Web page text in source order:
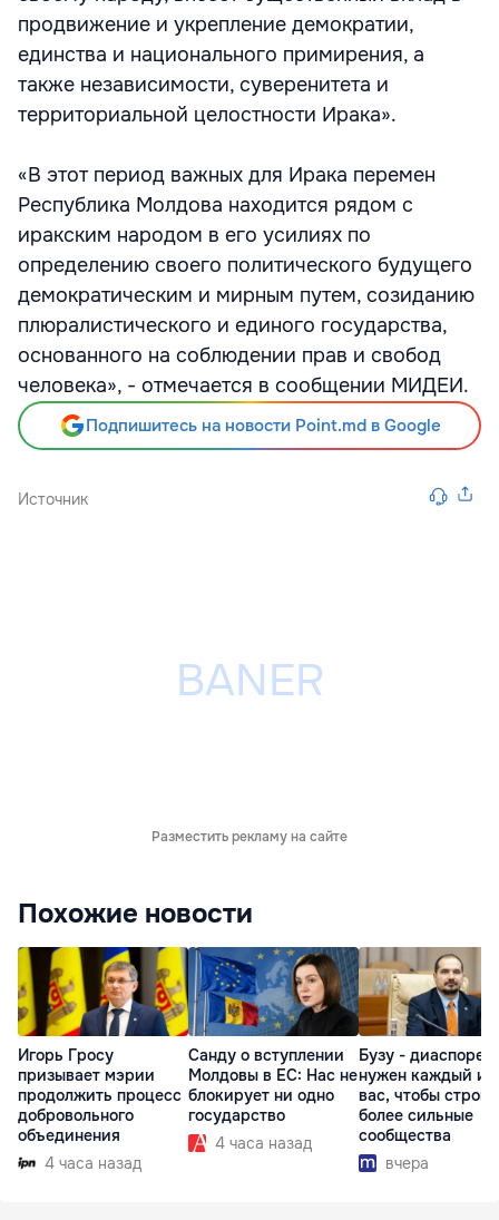
продвижение и укрепление демократии,
единства и национального примирения, а
также независимости, суверенитета и
территориальной целостности Ирака».
«В этот период важных для Ирака перемен
Республика Молдова находится рядом с
иракским народом в его усилиях по
определению своего политического будущего
демократическим и мирным путем, созиданию
плюралистического и единого государства,
основанного на соблюдении прав и свобод
человека», - отмечается в сообщении МИДЕИ.
Подпишитесь на новости Point.md в Google
Источник
Разместить рекламу на сайте
Похожие новости
Игорь Гросу
призывает мэрии
продолжить процесс
добровольного
объединения
4 часа назад
Санду о вступлении
Молдовы в ЕС: Нас не
блокирует ни одно
государство
4 часа назад
Бузу - диаспоре:
нужен каждый из
вас, чтобы
более сильные
сообщества
вчера